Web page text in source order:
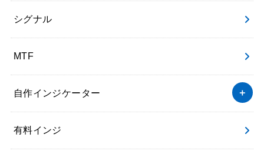
シグナル
MTF
自作インジケーター
有料インジ